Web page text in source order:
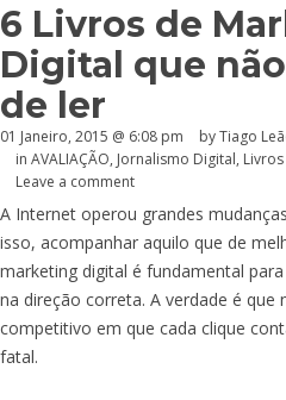
6 Livros de
Digital que
de ler
01 Janeiro, 2015 @ 6:08 pm
by Tiago
in AVALIAÇÃO, Jornalismo Digital,
Leave a comment
A Internet operou grandes
isso, acompanhar aquilo que de
marketing digital é fundamental
na direção correta. A verdade é que
competitivo em que cada clique
fatal.